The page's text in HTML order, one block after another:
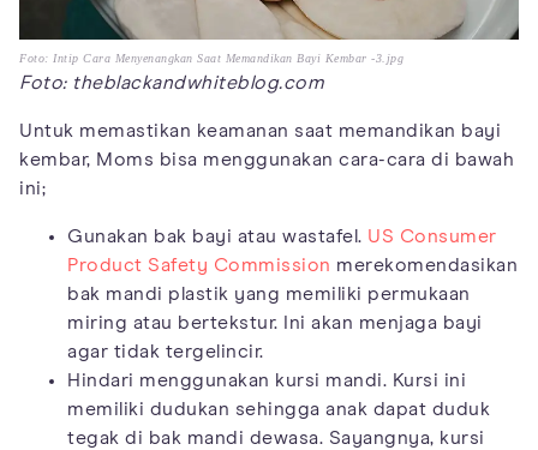
Foto: Intip Cara Menyenangkan Saat Memandikan Bayi Kembar -3.jpg
Foto: theblackandwhiteblog.com
Untuk memastikan keamanan saat memandikan bayi
kembar, Moms bisa menggunakan cara-cara di bawah
ini;
Gunakan bak bayi atau wastafel. US Consumer
Product Safety Commission merekomendasikan
bak mandi plastik yang memiliki permukaan
miring atau bertekstur. Ini akan menjaga bayi
agar tidak tergelincir.
Hindari menggunakan kursi mandi. Kursi ini
memiliki dudukan sehingga anak dapat duduk
tegak di bak mandi dewasa. Sayangnya, kursi